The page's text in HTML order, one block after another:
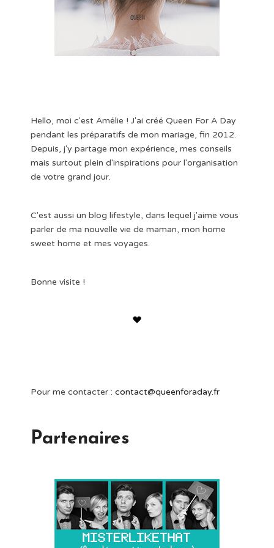
Hello, moi c'est Amélie ! J'ai créé Queen For A Day
pendant les préparatifs de mon mariage, fin 2012.
Depuis, j'y partage mon expérience, mes conseils
mais surtout plein d'inspirations pour l'organisation
de votre grand jour.
C'est aussi un blog lifestyle, dans lequel j'aime vous
parler de ma nouvelle vie de maman, mon home
sweet home et mes voyages.
Bonne visite !
Pour me contacter : contact@queenforaday.fr
Partenaires